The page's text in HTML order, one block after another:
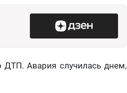
Авария случилась днем,